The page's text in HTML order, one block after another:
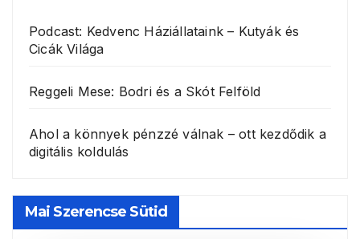
Podcast: Kedvenc Háziállataink – Kutyák és
Cicák Világa
Reggeli Mese: Bodri és a Skót Felföld
Ahol a könnyek pénzzé válnak – ott kezdődik a
digitális koldulás
Mai Szerencse Sütid